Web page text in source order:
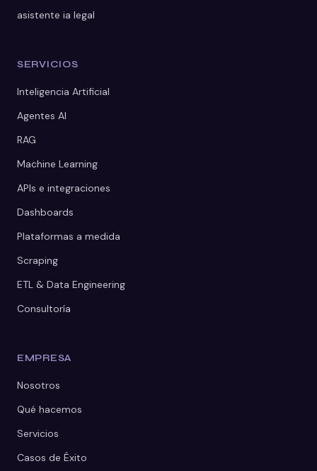
asistente ia legal
SERVICIOS
Inteligencia Artificial
Agentes AI
RAG
Machine Learning
APIs e integraciones
Dashboards
Plataformas a medida
Scraping
ETL & Data Engineering
Consultoría
EMPRESA
Nosotros
Qué hacemos
Servicios
Casos de Éxito